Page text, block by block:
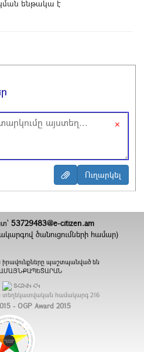
ենթակա է
×
53729483@e-citizen.am
ծանուցումների համար)
իրավունքները պաշտպանված են
ՏՀԶՎԿ ՀԿ
տեղեկատվական համակարգ 216
- OGP Award 2015